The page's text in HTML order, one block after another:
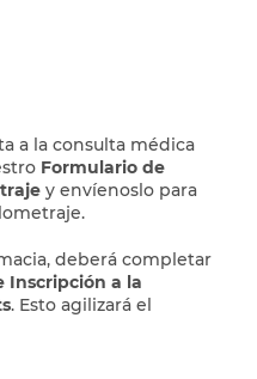
a la consulta médica
Formulario de
y envíenoslo para
deberá completar
Inscripción a la
. Esto agilizará el